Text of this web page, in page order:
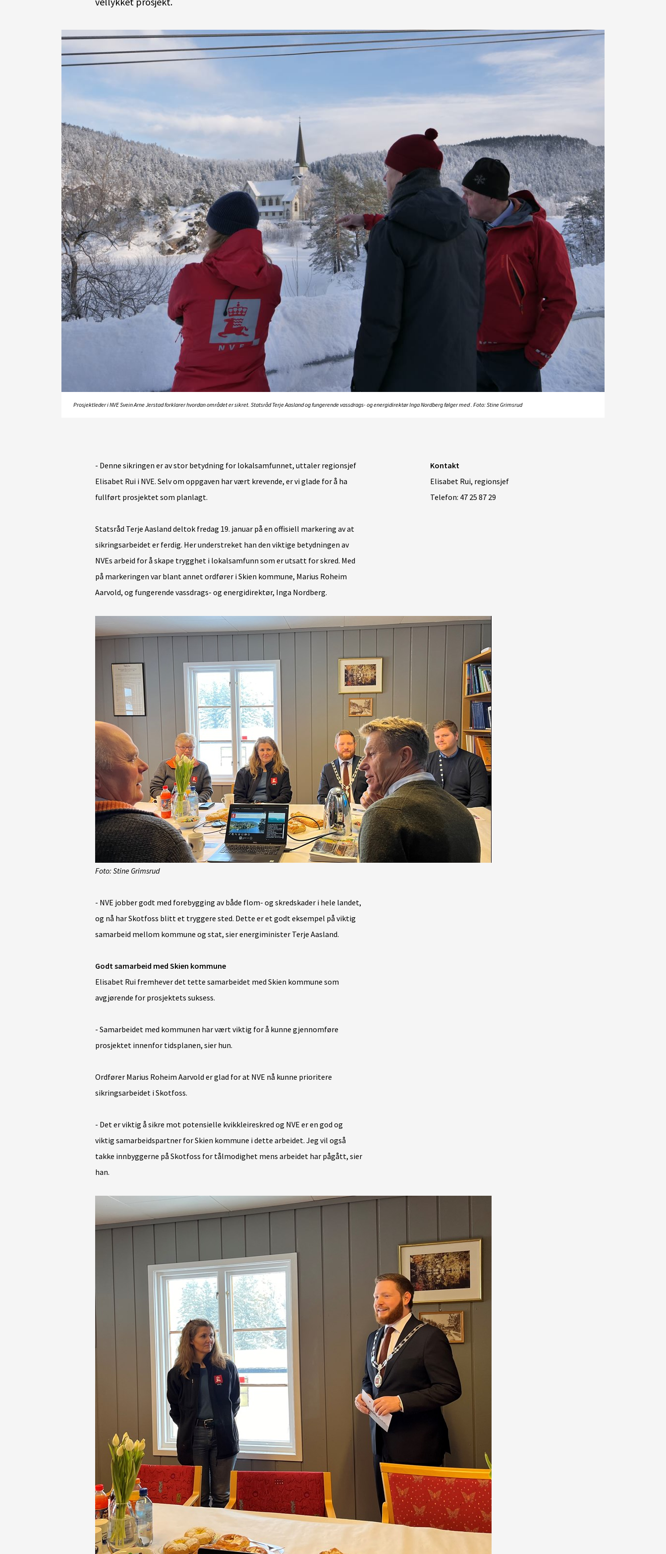
Prosjektleder i NVE Svein Arne Jerstad forklarer hvordan området er sikret. Statsråd Terje Aasland og fungerende vassdrags- og energidirektør Inga Nordberg følger med . Foto: Stine Grimsrud
- Denne sikringen er av stor betydning for lokalsamfunnet, uttaler regionsjef
Elisabet Rui i NVE. Selv om oppgaven har vært krevende, er vi glade for å ha
fullført prosjektet som planlagt.
Statsråd Terje Aasland deltok fredag 19. januar på en offisiell markering av at
sikringsarbeidet er ferdig. Her understreket han den viktige betydningen av
NVEs arbeid for å skape trygghet i lokalsamfunn som er utsatt for skred. Med
på markeringen var blant annet ordfører i Skien kommune, Marius Roheim
Aarvold, og fungerende vassdrags- og energidirektør, Inga Nordberg.
Foto: Stine Grimsrud
- NVE jobber godt med forebygging av både flom- og skredskader i hele landet,
og nå har Skotfoss blitt et tryggere sted. Dette er et godt eksempel på viktig
samarbeid mellom kommune og stat, sier energiminister Terje Aasland.
Godt samarbeid med Skien kommune
Elisabet Rui fremhever det tette samarbeidet med Skien kommune som
avgjørende for prosjektets suksess.
- Samarbeidet med kommunen har vært viktig for å kunne gjennomføre
prosjektet innenfor tidsplanen, sier hun.
Ordfører Marius Roheim Aarvold er glad for at NVE nå kunne prioritere
sikringsarbeidet i Skotfoss.
- Det er viktig å sikre mot potensielle kvikkleireskred og NVE er en god og
viktig samarbeidspartner for Skien kommune i dette arbeidet. Jeg vil også
takke innbyggerne på Skotfoss for tålmodighet mens arbeidet har pågått, sier
han.
Kontakt
Elisabet Rui, regionsjef
Telefon: 47 25 87 29​